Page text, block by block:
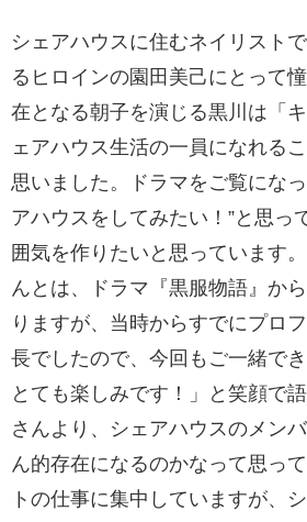
シェアハウスに住むネイリスト
るヒロインの園田美己にとって
在となる朝子を演じる黒川は「
ェアハウス生活の一員になれる
思いました。ドラマをご覧にな
アハウスをしてみたい！”と思っ
囲気を作りたいと思っています
んとは、ドラマ『黒服物語』か
りますが、当時からすでにプロ
長でしたので、今回もご一緒でき
とても楽しみです！」と笑顔で
さんより、シェアハウスのメン
ん的存在になるのかなって思っ
トの仕事に集中していますが、